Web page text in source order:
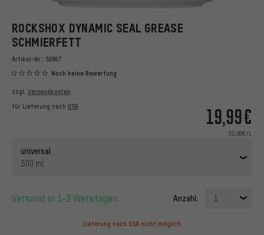
ROCKSHOX DYNAMIC SEAL GREASE
SCHMIERFETT
Artikel-Nr.: 56967
Noch keine Bewertung
19,99€
39,98€/L
zzgl. Versandkosten
für Lieferung nach USA
universal
500 ml
Versand in 1-3 Werktagen Anzahl: 1
Lieferung nach USA nicht möglich